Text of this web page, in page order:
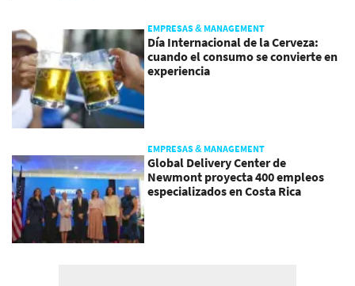
EMPRESAS & MANAGEMENT
Día Internacional de la Cerveza:
cuando el consumo se convierte en
experiencia
EMPRESAS & MANAGEMENT
Global Delivery Center de
Newmont proyecta 400 empleos
especializados en Costa Rica